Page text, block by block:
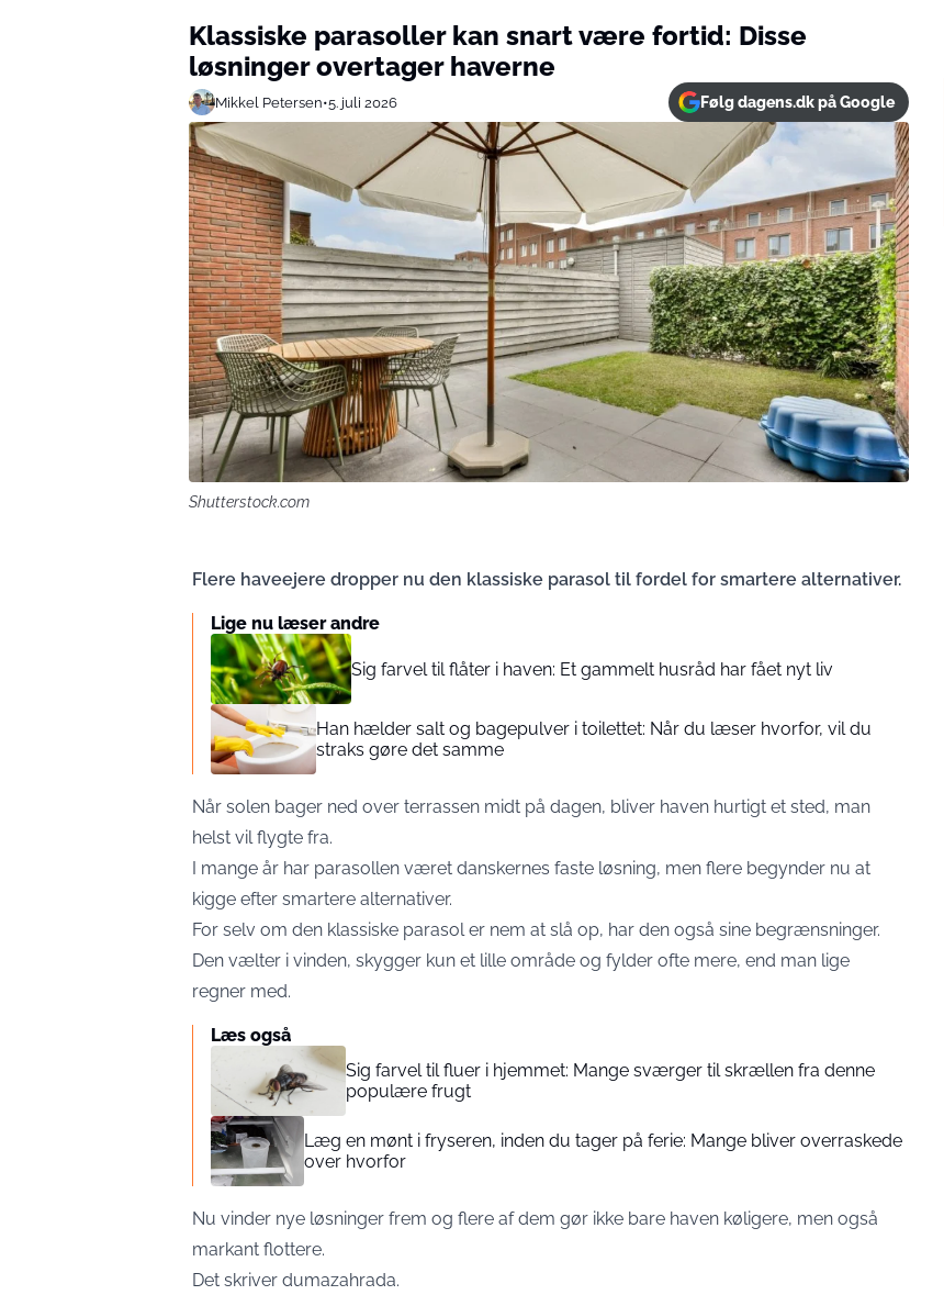
Klassiske parasoller kan snart være fortid: Disse
løsninger overtager haverne
Mikkel Petersen•5. juli 2026 Følg dagens.dk på Google
Shutterstock.com
Flere haveejere dropper nu den klassiske parasol til fordel for smartere alternativer.
Lige nu læser andre
Sig farvel til flåter i haven: Et gammelt husråd har fået nyt liv
Han hælder salt og bagepulver i toilettet: Når du læser hvorfor, vil du
straks gøre det samme
Når solen bager ned over terrassen midt på dagen, bliver haven hurtigt et sted, man
helst vil flygte fra.
I mange år har parasollen været danskernes faste løsning, men flere begynder nu at
kigge efter smartere alternativer.
For selv om den klassiske parasol er nem at slå op, har den også sine begrænsninger.
Den vælter i vinden, skygger kun et lille område og fylder ofte mere, end man lige
regner med.
Læs også
Sig farvel til fluer i hjemmet: Mange sværger til skrællen fra denne
populære frugt
Læg en mønt i fryseren, inden du tager på ferie: Mange bliver overraskede
over hvorfor
Nu vinder nye løsninger frem og flere af dem gør ikke bare haven køligere, men også
markant flottere.
Det skriver dumazahrada.